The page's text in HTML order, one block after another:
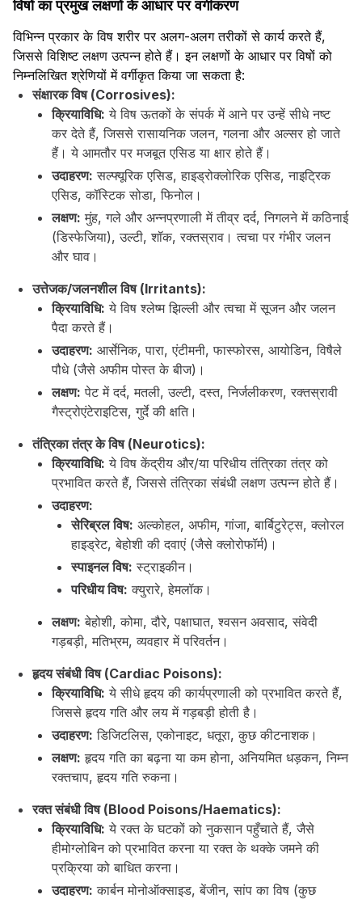
विषों का प्रमुख लक्षणों के आधार पर वर्गीकरण
विभिन्न प्रकार के विष शरीर पर अलग-अलग तरीकों से कार्य करते हैं,
जिससे विशिष्ट लक्षण उत्पन्न होते हैं। इन लक्षणों के आधार पर विषों को
निम्नलिखित श्रेणियों में वर्गीकृत किया जा सकता है:
संक्षारक विष (Corrosives):
क्रियाविधि: ये विष ऊतकों के संपर्क में आने पर उन्हें सीधे नष्ट
कर देते हैं, जिससे रासायनिक जलन, गलना और अल्सर हो जाते
हैं। ये आमतौर पर मजबूत एसिड या क्षार होते हैं।
उदाहरण: सल्फ्यूरिक एसिड, हाइड्रोक्लोरिक एसिड, नाइट्रिक
एसिड, कॉस्टिक सोडा, फिनोल।
लक्षण: मुंह, गले और अन्नप्रणाली में तीव्र दर्द, निगलने में कठिनाई
(डिस्फेजिया), उल्टी, शॉक, रक्तस्राव। त्वचा पर गंभीर जलन
और घाव।
उत्तेजक/जलनशील विष (Irritants):
क्रियाविधि: ये विष श्लेष्म झिल्ली और त्वचा में सूजन और जलन
पैदा करते हैं।
उदाहरण: आर्सेनिक, पारा, एंटीमनी, फास्फोरस, आयोडिन, विषैले
पौधे (जैसे अफीम पोस्त के बीज)।
लक्षण: पेट में दर्द, मतली, उल्टी, दस्त, निर्जलीकरण, रक्तस्रावी
गैस्ट्रोएंटेराइटिस, गुर्दे की क्षति।
तंत्रिका तंत्र के विष (Neurotics):
क्रियाविधि: ये विष केंद्रीय और/या परिधीय तंत्रिका तंत्र को
प्रभावित करते हैं, जिससे तंत्रिका संबंधी लक्षण उत्पन्न होते हैं।
उदाहरण:
सेरिब्रल विष: अल्कोहल, अफीम, गांजा, बार्बिटुरेट्स, क्लोरल
हाइड्रेट, बेहोशी की दवाएं (जैसे क्लोरोफॉर्म)।
स्पाइनल विष: स्ट्राइकीन।
परिधीय विष: क्युरारे, हेमलॉक।
लक्षण: बेहोशी, कोमा, दौरे, पक्षाघात, श्वसन अवसाद, संवेदी
गड़बड़ी, मतिभ्रम, व्यवहार में परिवर्तन।
हृदय संबंधी विष (Cardiac Poisons):
क्रियाविधि: ये सीधे हृदय की कार्यप्रणाली को प्रभावित करते हैं,
जिससे हृदय गति और लय में गड़बड़ी होती है।
उदाहरण: डिजिटलिस, एकोनाइट, धतूरा, कुछ कीटनाशक।
लक्षण: हृदय गति का बढ़ना या कम होना, अनियमित धड़कन, निम्न
रक्तचाप, हृदय गति रुकना।
रक्त संबंधी विष (Blood Poisons/Haematics):
क्रियाविधि: ये रक्त के घटकों को नुकसान पहुँचाते हैं, जैसे
हीमोग्लोबिन को प्रभावित करना या रक्त के थक्के जमने की
प्रक्रिया को बाधित करना।
उदाहरण: कार्बन मोनोऑक्साइड, बेंजीन, सांप का विष (कुछ